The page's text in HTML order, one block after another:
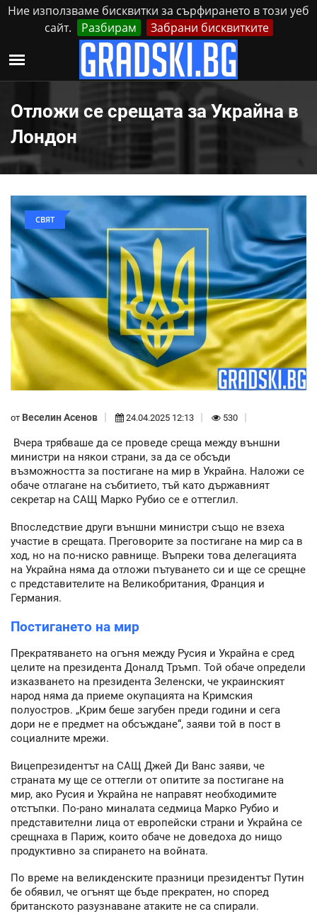
Ние използваме бисквитки за сърфирането в този уеб
сайт.
Разбирам Забрани бисквитките
Петък, 7 Август, 2026 Реклама Контакти
Отложи се срещата за Украйна в
Лондон
СВЯТ
от Веселин Асенов 24.04.2025 12:13 530
Вчера трябваше да се проведе среща между външни
министри на някои страни, за да се обсъди
възможността за постигане на мир в Украйна. Наложи се
обаче отлагане на събитието, тъй като държавният
секретар на САЩ Марко Рубио се е оттеглил.
Впоследствие други външни министри също не взеха
участие в срещата. Преговорите за постигане на мир са в
ход, но на по-ниско равнище. Въпреки това делегацията
на Украйна няма да отложи пътуването си и ще се срещне
с представителите на Великобритания, Франция и
Германия.
Постигането на мир
Прекратяването на огъня между Русия и Украйна е сред
целите на президента Доналд Тръмп. Той обаче определи
изказването на президента Зеленски, че украинският
народ няма да приеме окупацията на Кримския
полуостров. „Крим беше загубен преди години и сега
дори не е предмет на обсъждане“, заяви той в пост в
социалните мрежи.
Вицепрезидентът на САЩ Джей Ди Ванс заяви, че
страната му ще се оттегли от опитите за постигане на
мир, ако Русия и Украйна не направят необходимите
отстъпки. По-рано миналата седмица Марко Рубио и
представителни лица от европейски страни и Украйна се
срещнаха в Париж, които обаче не доведоха до нищо
продуктивно за спирането на войната.
По време на великденските празници президентът Путин
бе обявил, че огънят ще бъде прекратен, но според
британското разузнаване атаките не са спирали.